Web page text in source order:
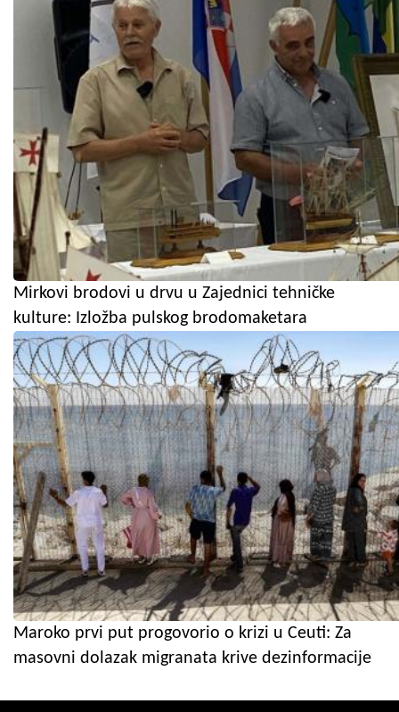
Mirkovi brodovi u drvu u Zajednici tehničke
kulture: Izložba pulskog brodomaketara
Maroko prvi put progovorio o krizi u Ceuti: Za
masovni dolazak migranata krive dezinformacije